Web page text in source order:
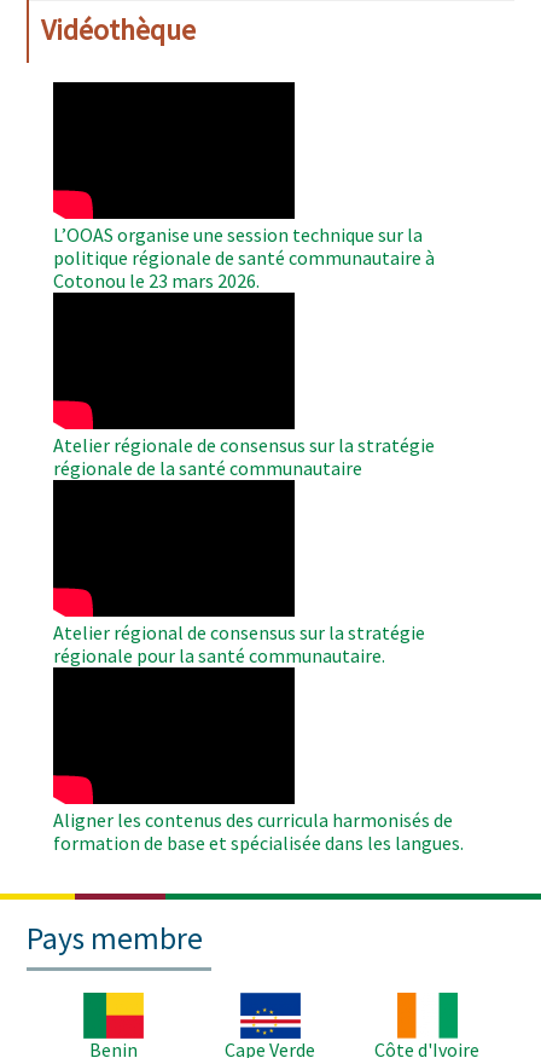
Vidéothèque
L’OOAS organise une session technique sur la
politique régionale de santé communautaire à
Cotonou le 23 mars 2026.
Atelier régionale de consensus sur la stratégie
régionale de la santé communautaire
Atelier régional de consensus sur la stratégie
régionale pour la santé communautaire.
Aligner les contenus des curricula harmonisés de
formation de base et spécialisée dans les langues.
Pays membre
Benin
Image
Cape Verde
Côte d'Ivoire